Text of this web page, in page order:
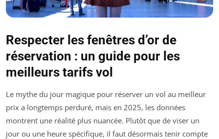
Respecter les fenêtres d’or de
réservation : un guide pour les
meilleurs tarifs vol
Le mythe du jour magique pour réserver un vol au meilleur
prix a longtemps perduré, mais en 2025, les données
montrent une réalité plus nuancée. Plutôt que de viser un
jour ou une heure spécifique, il faut désormais tenir compte